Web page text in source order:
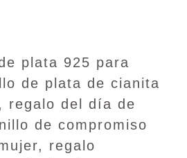
plata 925 para
de plata de cianita
regalo del día de
de compromiso
regalo